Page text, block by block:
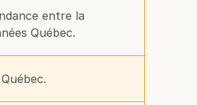
entre la
Québec.